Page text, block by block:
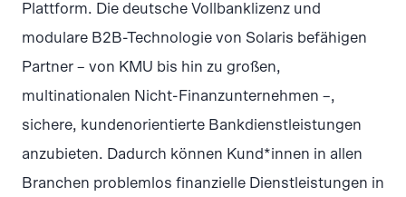
Plattform. Die deutsche Vollbanklizenz und
modulare B2B-Technologie von Solaris befähigen
Partner – von KMU bis hin zu großen,
multinationalen Nicht-Finanzunternehmen –,
sichere, kundenorientierte Bankdienstleistungen
anzubieten. Dadurch können Kund*innen in allen
Branchen problemlos finanzielle Dienstleistungen in